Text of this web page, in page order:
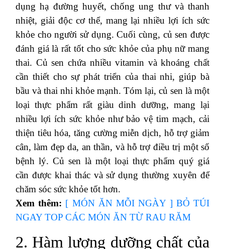
dụng hạ đường huyết, chống ung thư và thanh
nhiệt, giải độc cơ thể, mang lại nhiều lợi ích sức
khỏe cho người sử dụng. Cuối cùng, củ sen được
đánh giá là rất tốt cho sức khỏe của phụ nữ mang
thai. Củ sen chứa nhiều vitamin và khoáng chất
cần thiết cho sự phát triển của thai nhi, giúp bà
bầu và thai nhi khỏe mạnh. Tóm lại, củ sen là một
loại thực phẩm rất giàu dinh dưỡng, mang lại
nhiều lợi ích sức khỏe như bảo vệ tim mạch, cải
thiện tiêu hóa, tăng cường miễn dịch, hỗ trợ giảm
cân, làm đẹp da, an thần, và hỗ trợ điều trị một số
bệnh lý. Củ sen là một loại thực phẩm quý giá
cần được khai thác và sử dụng thường xuyên để
chăm sóc sức khỏe tốt hơn.
Xem thêm: [ MÓN ĂN MỖI NGÀY ] BỎ TÚI
NGAY TOP CÁC MÓN ĂN TỪ RAU RĂM
2. Hàm lượng dưỡng chất của